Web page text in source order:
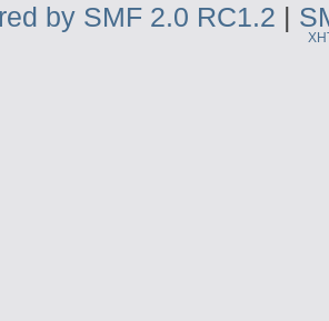
by SMF 2.0 RC1.2 |